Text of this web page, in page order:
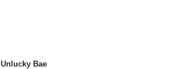
Unlucky Bae